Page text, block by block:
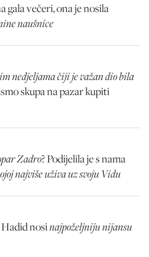
gala večeri, ona je nosila
naušnice
nedjeljama čiji je važan dio bila
skupa na pazar kupiti
Zadro? Podijelila je s nama
najviše uživa uz svoju Vidu
nosinajpoželjniju nijansu